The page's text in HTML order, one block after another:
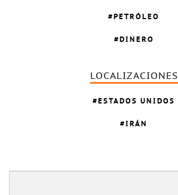
PETRÓLEO
DINERO
LOCALIZACIONES
ESTADOS UNIDOS
IRÁN